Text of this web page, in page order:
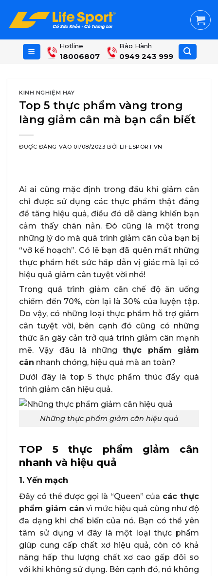
content
Hotline
18006807
Bảo Hành
0949 243 999
KINH NGHIỆM HAY
Top 5 thực phẩm vàng trong
làng giảm cân mà bạn cần biết
ĐƯỢC ĐĂNG VÀO 01/08/2023 BỞILIFESPORT.VN
Ai ai cũng mặc định trong đầu khi giảm cân
chỉ được sử dụng các thực phẩm thật đắng
để tăng hiệu quả, điều đó dễ dàng khiến bạn
cảm thấy chán nản. Đó cũng là một trong
những lý do mà quá trình giảm cân của bạn bị
“vỡ kế hoạch”. Có lẽ bạn đã quên mất những
thực phẩm hết sức hấp dẫn vị giác mà lại có
hiệu quả giảm cân tuyệt vời nhé!
Trong quá trình giảm cân chế độ ăn uống
chiếm đến 70%, còn lại là 30% của luyện tập.
Do vậy, có những loại thực phẩm hỗ trợ giảm
cân tuyệt vời, bên cạnh đó cũng có những
thức ăn gây cản trở quá trình giảm cân mạnh
mẽ. Vậy đâu là nhữngthực phẩm giảm
cân nhanh chóng, hiệu quả mà an toàn?
Dưới đây là top 5 thực phẩm thúc đẩy quá
trình giảm cân hiệu quả.
Những thực phẩm giảm cân hiệu quả
TOP 5 thực phẩm giảm cân
nhanh và hiệu quả
1. Yến mạch
Đây có thể được gọi là “Queen” của các thực
phẩm giảm cân vì mức hiệu quả cũng như độ
đa dạng khi chế biến của nó. Bạn có thể yên
tâm sử dụng vì đây là một loại thực phẩm
giúp cung cấp chất xơ hiệu quả, còn có khả
năng hấp thu lượng chất xơ cao gấp đôi so
với khi không sử dụng. Bên cạnh đó, nó không